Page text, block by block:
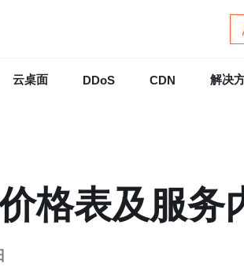
云桌面 DDoS CDN 解决
格表及服务